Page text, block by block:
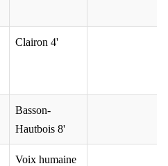
Clairon 4'
Basson-
Hautbois 8'
Voix humaine